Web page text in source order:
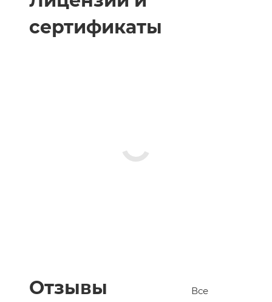
сертификаты
Отзывы
Все